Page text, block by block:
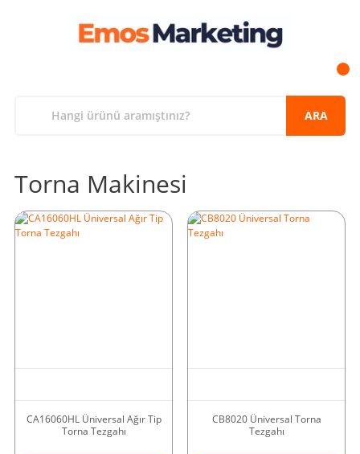
ARA
Torna Makinesi
CA16060HL Üniversal Ağır Tip
Torna Tezgahı
CB8020 Üniversal Torna
Tezgahı